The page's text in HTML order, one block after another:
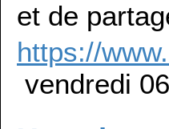
et de
https://
vendredi